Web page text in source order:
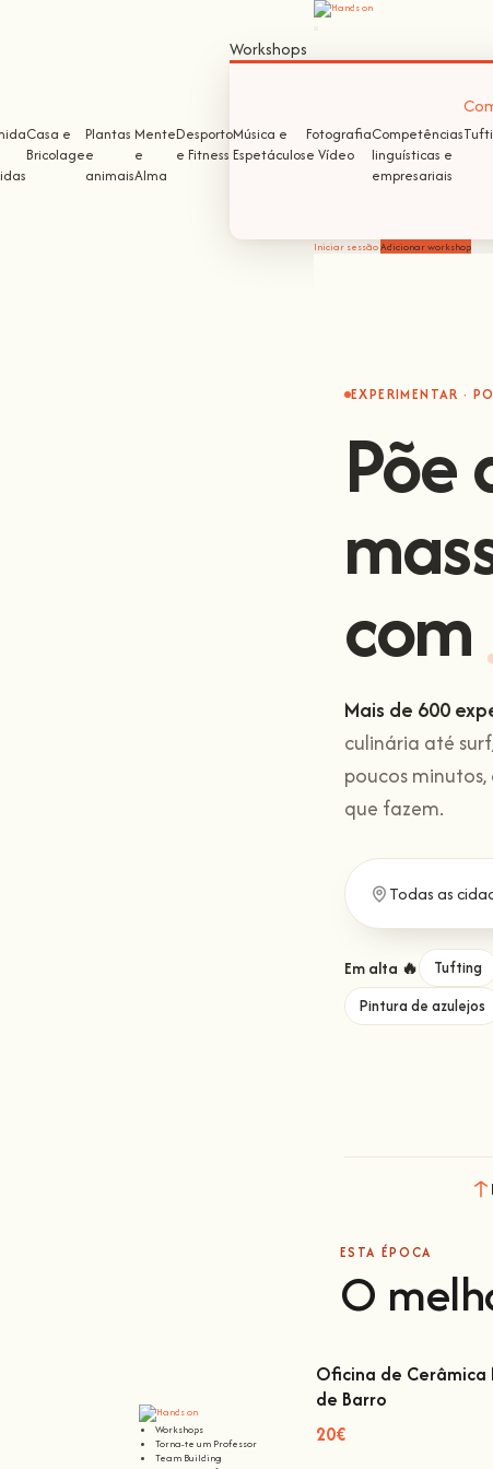
Workshops
Torna-te um Professor
Team Building
Workshops
Casa e
Bricolage
Plantas
e
animais
Mente
e
Alma
Desporto
e Fitness
Música e
Espetáculos
Fotografia
e Vídeo
Competências
linguísticas e
empresariais
Iniciar sessãoAdicionar workshop
EXPERIMENTAR ·
Põe
com
Mais de 600
culinária até
poucos
que fazem.
Em alta 🔥 Tufting
Pintura de azulejos
ESTA ÉPOCA
O
Oficina de Cerâmica
Oficina de Cerâmica
de Barro
20€